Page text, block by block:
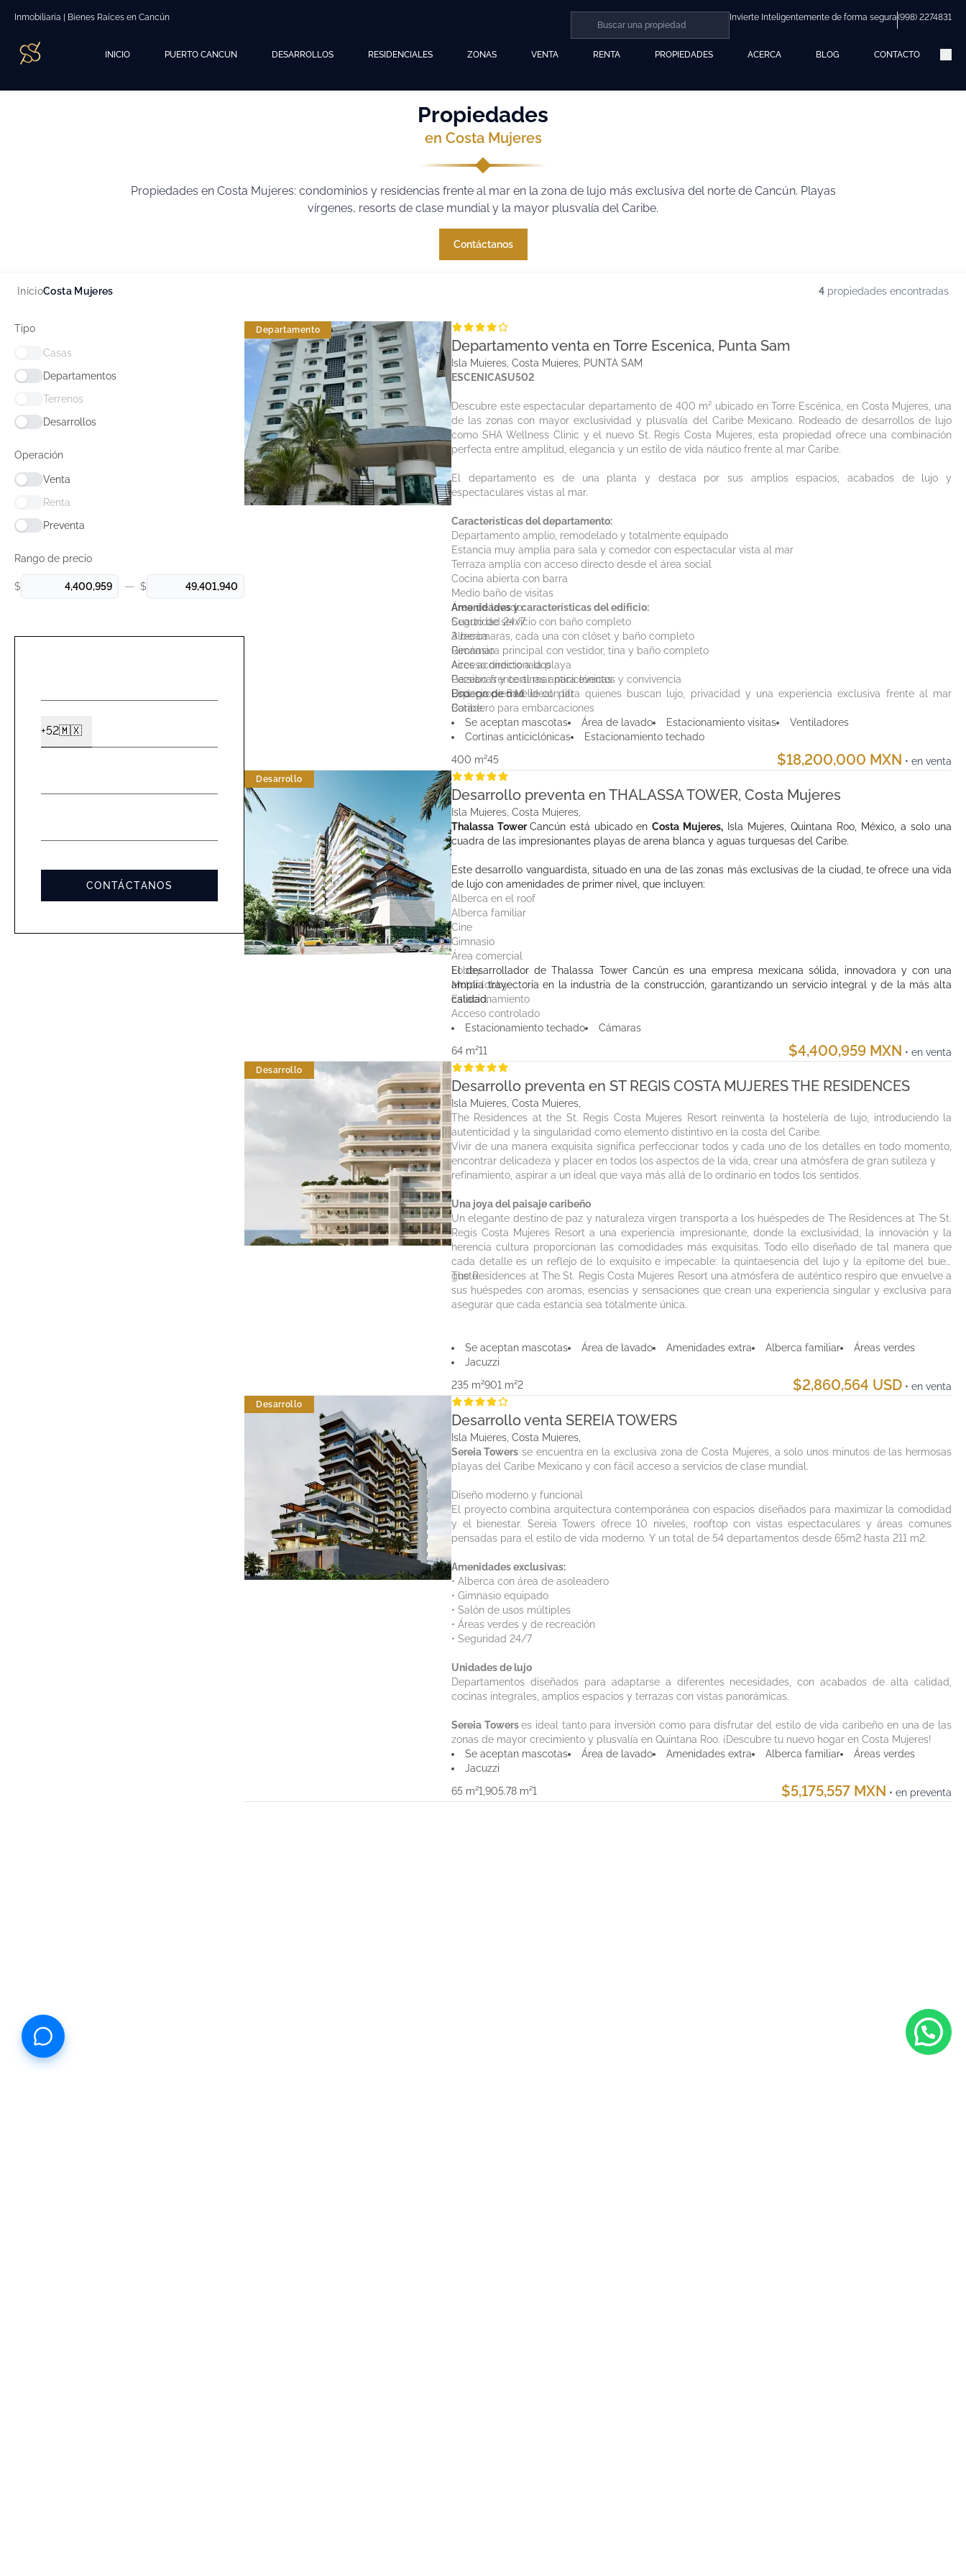
Inmobiliaria | Bienes Raíces en Cancún Invierte Inteligentemente de forma segura(998) 2274831
INICIO PUERTO CANCUN DESARROLLOS RESIDENCIALES ZONAS VENTA RENTA PROPIEDADES ACERCA BLOG CONTACTO
Propiedades
en Costa Mujeres
Propiedades en Costa Mujeres: condominios y residencias frente al mar en la zona de lujo más exclusiva del norte de Cancún. Playas
vírgenes, resorts de clase mundial y la mayor plusvalía del Caribe.
Contáctanos
InicioCosta Mujeres 4 propiedades encontradas
Tipo
Casas
Departamentos
Terrenos
Desarrollos
Operación
Venta
Renta
Preventa
Rango de precio
$ — $
Ext2
+52🇲🇽
EMAIL
MENSAJE
CONTÁCTANOS
Departamento
Departamento venta en Torre Escenica, Punta Sam
Isla Mujeres, Costa Mujeres, PUNTA SAM
ESCENICASU502
Descubre este espectacular departamento de 400 m² ubicado en Torre Escénica, en Costa Mujeres, una
de las zonas con mayor exclusividad y plusvalía del Caribe Mexicano. Rodeado de desarrollos de lujo
como SHA Wellness Clinic y el nuevo St. Regis Costa Mujeres, esta propiedad ofrece una combinación
perfecta entre amplitud, elegancia y un estilo de vida náutico frente al mar Caribe.
El departamento es de una planta y destaca por sus amplios espacios, acabados de lujo y
espectaculares vistas al mar.
Características del departamento:
Departamento amplio, remodelado y totalmente equipado
Estancia muy amplia para sala y comedor con espectacular vista al mar
Terraza amplia con acceso directo desde el área social
Cocina abierta con barra
Medio baño de visitas
Área de lavado
Cuarto de servicio con baño completo
3 recámaras, cada una con clóset y baño completo
Recámara principal con vestidor, tina y baño completo
Aires acondicionados
Persianas y cortinas anticiclónicas
Bodega de 5 M
Amenidades y características del edificio:
Seguridad 24/7
Alberca
Gimnasio
Acceso directo a la playa
Gazebo frente al mar para eventos y convivencia
Espacio de muelle con lift
Botadero para embarcaciones
Salón de eventos
Una propiedad ideal para quienes buscan lujo, privacidad y una experiencia exclusiva frente al mar
Caribe.
Se aceptan mascotas
Área de lavado Estacionamiento visitas
Ventiladores
Cortinas anticiclónicas
Estacionamiento techado
400 m²45 $18,200,000 MXN • en venta
Desarrollo
Desarrollo preventa en THALASSA TOWER, Costa Mujeres
Isla Mujeres, Costa Mujeres,
Thalassa TowerCancún está ubicado en Costa Mujeres, Isla Mujeres, Quintana Roo, México, a solo una
cuadra de las impresionantes playas de arena blanca y aguas turquesas del Caribe.
Este desarrollo vanguardista, situado en una de las zonas más exclusivas de la ciudad, te ofrece una vida
de lujo con amenidades de primer nivel, que incluyen:
Alberca en el roof
Alberca familiar
Cine
Gimnasio
Área comercial
Lobby
Motor lobby
Estacionamiento
Acceso controlado
Seguridad 24/7
El desarrollador de Thalassa Tower Cancún es una empresa mexicana sólida, innovadora y con una
amplia trayectoria en la industria de la construcción, garantizando un servicio integral y de la más alta
calidad.
Estacionamiento techado
Cámaras
64 m²11 $4,400,959 MXN • en venta
Desarrollo
Desarrollo preventa en ST REGIS COSTA MUJERES THE RESIDENCES
Isla Mujeres, Costa Mujeres,
The Residences at the St. Regis Costa Mujeres Resort reinventa la hostelería de lujo, introduciendo la
autenticidad y la singularidad como elemento distintivo en la costa del Caribe.
Vivir de una manera exquisita significa perfeccionar todos y cada uno de los detalles en todo momento,
encontrar delicadeza y placer en todos los aspectos de la vida, crear una atmósfera de gran sutileza y
refinamiento, aspirar a un ideal que vaya más allá de lo ordinario en todos los sentidos.
Una joya del paisaje caribeño
Un elegante destino de paz y naturaleza virgen transporta a los huéspedes de The Residences at The St.
Regis Costa Mujeres Resort a una experiencia impresionante, donde la exclusividad, la innovación y la
herencia cultura proporcionan las comodidades más exquisitas. Todo ello diseñado de tal manera que
cada detalle es un reflejo de lo exquisito e impecable: la quintaesencia del lujo y la epítome del buen
gusto.
The Residences at The St. Regis Costa Mujeres Resort una atmósfera de auténtico respiro que envuelve a
sus huéspedes con aromas, esencias y sensaciones que crean una experiencia singular y exclusiva para
asegurar que cada estancia sea totalmente única.
Se aceptan mascotas Área de lavado Amenidades extra Alberca familiar
Áreas verdes
Jacuzzi
235 m²901 m²2 $2,860,564 USD • en venta
Desarrollo
Desarrollo venta SEREIA TOWERS
Isla Mujeres, Costa Mujeres,
Sereia Towers se encuentra en la exclusiva zona de Costa Mujeres, a solo unos minutos de las hermosas
playas del Caribe Mexicano y con fácil acceso a servicios de clase mundial.
Diseño moderno y funcional
El proyecto combina arquitectura contemporánea con espacios diseñados para maximizar la comodidad
y el bienestar. Sereia Towers ofrece 10 niveles, rooftop con vistas espectaculares y áreas comunes
pensadas para el estilo de vida moderno. Y un total de 54 departamentos desde 65m2 hasta 211 m2.
Amenidades exclusivas:
• Alberca con área de asoleadero
• Gimnasio equipado
• Salón de usos múltiples
• Áreas verdes y de recreación
• Seguridad 24/7
Unidades de lujo
Departamentos diseñados para adaptarse a diferentes necesidades, con acabados de alta calidad,
cocinas integrales, amplios espacios y terrazas con vistas panorámicas.
Sereia Towerses ideal tanto para inversión como para disfrutar del estilo de vida caribeño en una de las
zonas de mayor crecimiento y plusvalía en Quintana Roo. ¡Descubre tu nuevo hogar en Costa Mujeres!
Se aceptan mascotas
Área de lavado Amenidades extra Alberca familiar
Áreas verdes
Jacuzzi
65 m²1,905.78 m²1 $5,175,557 MXN • en preventa